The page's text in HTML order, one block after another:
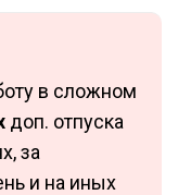
в сложном
доп. отпуска
за
и на иных